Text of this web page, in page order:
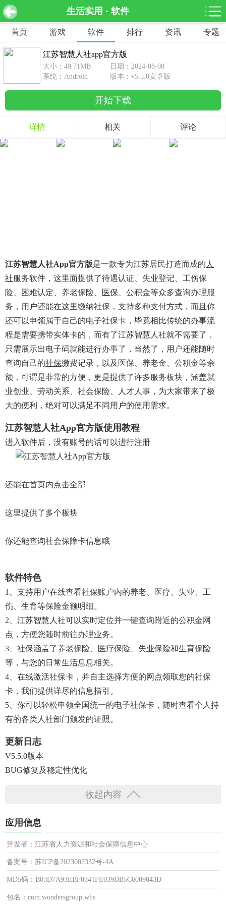
生活实用 · 软件
网游分类 软件分类
休闲益智
462款游戏
赛车竞速
122款游戏
1642款游戏
动作射击
351款游戏
69款游戏
经营养成
策略塔防
冒险解谜
首页 游戏 软件 排行 资讯 专题
江苏智慧人社app官方版 v5.5.0安卓版 下载
江苏智慧人社app官方版
大小：49.71MB
日期：2024-08-08
系统：Android
版本：v5.5.0安卓版
开始下载
详情 相关 评论
江苏智慧人社app官方版是一款专为江苏居民打造而成的 人
社服务软件，这里面提供了待遇认证、失业登记、工伤保
险、困难认定、养老保险、
医保 、公积金等众多查询办理服
务，用户还能在这里缴纳社保，支持多种支付方式，而且你
还可以申领属于自己的电子社保卡，毕竟相比传统的办事流
程是需要携带实体卡的，而有了江苏智慧人社就不需要了，
只需展示出电子码就能进行办事了，当然了，用户还能随时
查询自己的社保缴费记录，以及医保、养老金、公积金等余
额，可谓是非常的方便，更是提供了许多服务板块，涵盖就
业创业、劳动关系、社会保险、人才人事，为大家带来了极
大的便利，绝对可以满足不同用户的使用需求。
江苏智慧人社app官方版使用教程
进入软件后，没有账号的话可以进行注册
还能在首页内点击全部
这里提供了多个板块
你还能查询社会保障卡信息哦
软件特色
1、支持用户在线查看社保账户内的养老、医疗、失业、工
伤、生育等保险金额明细。
2、江苏智慧人社可以实时定位并一键查询附近的公积金网
点，方便您随时前往办理业务。
3、社保涵盖了养老保险、医疗保险、失业保险和生育保险
等，与您的日常生活息息相关。
4、在线激活社保卡，并自主选择方便的网点领取您的社保
卡，我们提供详尽的信息指引。
5、你可以轻松申领全国统一的电子社保卡，随时查看个人持
有的各类人社部门颁发的证照。
更新日志
V5.5.0版本
BUG修复及稳定性优化
收起内容
应用信息
开发者：江苏省人力资源和社会保障信息中心
备案号：苏ICP备2023002332号-4A
MD5码：B03D7A93EBF0341FE039DB5C6009843D
包名：com.wondersgroup.whs